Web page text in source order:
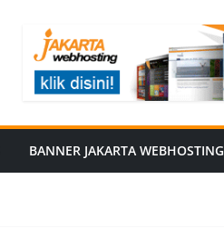
BANNER JAKARTA WEBHOSTING